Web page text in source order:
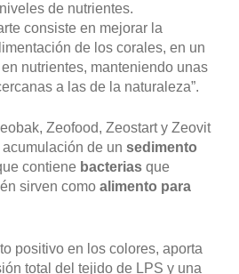
de nutrientes.
consiste en mejorar la
de los corales, en un
nutrientes, manteniendo unas
a las de la naturaleza”.
Zeofood, Zeostart y Zeovit
de un sedimento
contiene bacterias que
sirven como alimento para
positivo en los colores, aporta
total del tejido de LPS y una